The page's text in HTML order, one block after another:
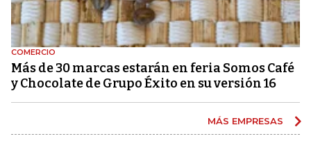
COMERCIO
Más de 30 marcas estarán en feria Somos Café
y Chocolate de Grupo Éxito en su versión 16
MÁS EMPRESAS